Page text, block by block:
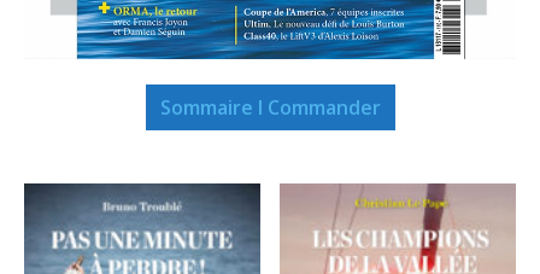
Sommaire I Commander